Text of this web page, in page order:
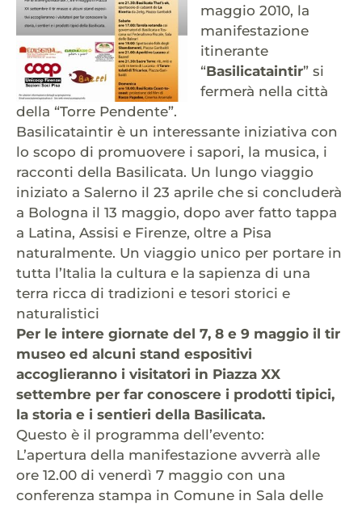
maggio 2010, la
manifestazione
itinerante
“Basilicataintir” si
fermerà nella città
della “Torre Pendente”.
Basilicataintir è un interessante iniziativa con
lo scopo di promuovere i sapori, la musica, i
racconti della Basilicata. Un lungo viaggio
iniziato a Salerno il 23 aprile che si concluderà
a Bologna il 13 maggio, dopo aver fatto tappa
a Latina, Assisi e Firenze, oltre a Pisa
naturalmente. Un viaggio unico per portare in
tutta l’Italia la cultura e la sapienza di una
terra ricca di tradizioni e tesori storici e
naturalistici
Per le intere giornate del 7, 8 e 9 maggio il tir
museo ed alcuni stand espositivi
accoglieranno i visitatori in Piazza XX
settembre per far conoscere i prodotti tipici,
la storia e i sentieri della Basilicata.
Questo è il programma dell’evento:
L’apertura della manifestazione avverrà alle
ore 12.00 di venerdì 7 maggio con una
conferenza stampa in Comune in Sala delle